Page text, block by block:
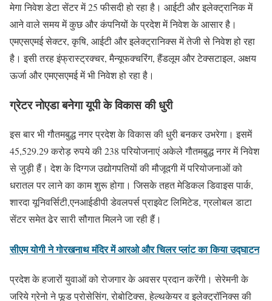
मेगा निवेश डेटा सेंटर में 25 फीसदी हो रहा है। आईटी और इलेक्ट्रानिक में
आने वाले समय में कुछ और कंपनियों के प्रदेश में निवेश के आसार है।
एमएसएमई सेक्टर, कृषि, आईटी और इलेक्ट्रानिक्स में तेजी से निवेश हो रहा
है। इसी तरह इंफ्रास्ट्रक्चर, मैन्यूफक्चरिंग, हैंडलूम और टेक्सटाइल, अक्षय
ऊर्जा और एमएसएमई में भी निवेश हो रहा है।
ग्रेटर नोएडा बनेगा यूपी के विकास की धुरी
इस बार भी गौतमबुद्ध नगर प्रदेश के विकास की धुरी बनकर उभरेगा। इसमें
45,529.29 करोड़ रुपये की 238 परियोजनाएं अकेले गौतमबुद्ध नगर में निवेश
से जुड़ी हैं। देश के दिग्गज उद्योगपतियों की मौजूदगी में परियोजनाओं को
धरातल पर लाने का काम शुरू होगा। जिसके तहत मेडिकल डिवाइस पार्क,
शारदा यूनिवर्सिटी,एनआईडीपी डेवलपर्स प्राइवेट लिमिटेड, ग्रलोबल डाटा
सेंटर समेत ढेर सारी सौगात मिलने जा रही हैं।
सीएम योगी ने गोरखनाथ मंदिर में आरओ और चिलर प्लांट का किया उद्घाटन
प्रदेश के हजारों युवाओं को रोजगार के अवसर प्रदान करेंगी। सेरेमनी के
जरिये ग्रेनो ने फूड प्रोसेसिंग, रोबोटिक्स, हेल्थकेयर व इलेक्ट्रॉनिक्स की